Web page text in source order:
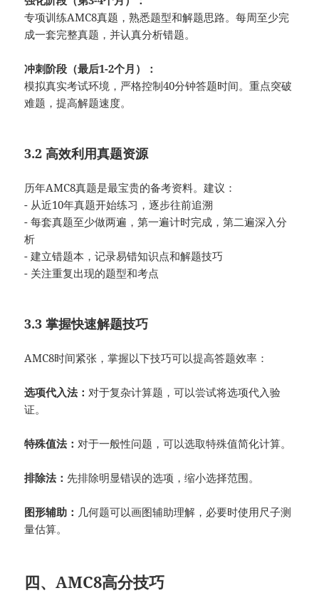
专项训练AMC8真题，熟悉题型和解题思路。每周至少完
成一套完整真题，并认真分析错题。
冲刺阶段（最后1-2个月）：
模拟真实考试环境，严格控制40分钟答题时间。重点突破
难题，提高解题速度。
3.2 高效利用真题资源
历年AMC8真题是最宝贵的备考资料。建议：
- 从近10年真题开始练习，逐步往前追溯
- 每套真题至少做两遍，第一遍计时完成，第二遍深入分
析
- 建立错题本，记录易错知识点和解题技巧
- 关注重复出现的题型和考点
3.3 掌握快速解题技巧
AMC8时间紧张，掌握以下技巧可以提高答题效率：
选项代入法：对于复杂计算题，可以尝试将选项代入验
证。
特殊值法：对于一般性问题，可以选取特殊值简化计算。
排除法： 先排除明显错误的选项，缩小选择范围。
图形辅助： 几何题可以画图辅助理解，必要时使用尺子测
量估算。
四、AMC8高分技巧